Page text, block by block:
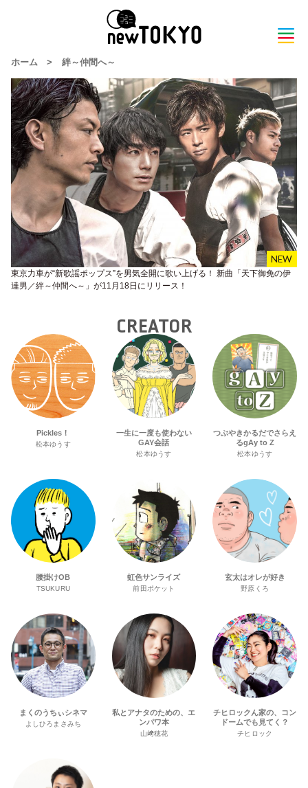
ホーム > 絆～仲間へ～
東京力車が“新歌謡ポップス”を男気全開に歌い上げる！ 新曲「天下御免の伊
達男／絆～仲間へ～」が11月18日にリリース！
CREATOR
Pickles！
松本ゆうす
一生に一度も使わない
GAY会話
松本ゆうす
つぶやきかるだでさらえ
るgAy to Z
松本ゆうす
腰掛けOB
TSUKURU
虹色サンライズ
前田ポケット
玄太はオレが好き
野原くろ
まくのうちぃシネマ
よしひろまさみち
私とアナタのための、エ
ンパワ本
山﨑穂花
チヒロックん家の、コン
ドームでも見てく？
チヒロック